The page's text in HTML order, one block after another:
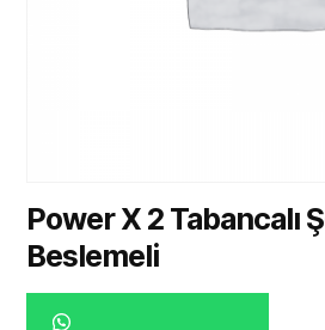
Power X 2 Tabancalı
Beslemeli